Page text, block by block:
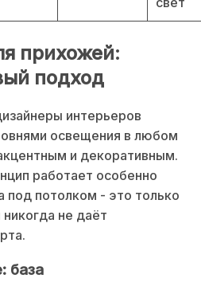
прихожей:
подход
интерьеров
освещения в любом
и декоративным.
работает особенно
под потолком - это только
не даёт
база